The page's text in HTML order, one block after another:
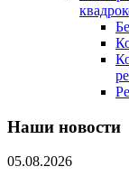
Наши новости
05.08.2026